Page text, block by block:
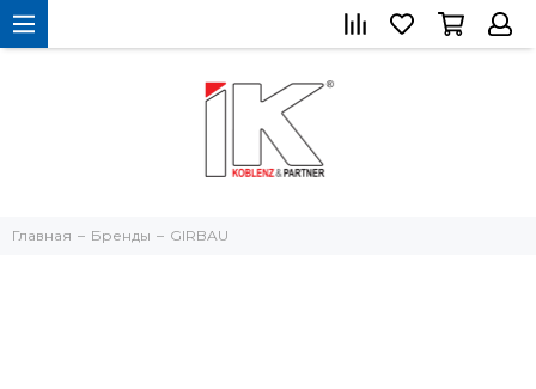
Главная Бренды GIRBAU